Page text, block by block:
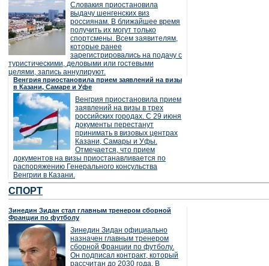
Словакия приостановила
выдачу шенгенских виз
россиянам. В ближайшее время
получить их могут только
спортсмены. Всем заявителям,
которые ранее
зарегистрировались на подачу с
туристическими, деловыми или гостевыми
целями, запись аннулируют.
Венгрия приостановила прием заявлений на визы
в Казани, Самаре и Уфе
Венгрия приостановила прием
заявлений на визы в трех
российских городах. С 29 июня
документы перестанут
принимать в визовых центрах
Казани, Самары и Уфы.
Отмечается, что прием
документов на визы приостанавливается по
распоряжению Генерального консульства
Венгрии в Казани.
СПОРТ
Зинедин Зидан стал главным тренером сборной
Франции по футболу
Зинедин Зидан официально
назначен главным тренером
сборной Франции по футболу.
Он подписал контракт, который
рассчитан до 2030 года. В